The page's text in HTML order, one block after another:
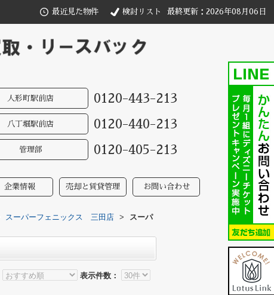
最近見た物件 検討リスト 最終更新：2026年08月06日
人形町駅前店 0120-443-213
八丁堀駅前店 0120-440-213
管理部 0120-405-213
企業情報 売却と賃貸管理 お問い合わせ
スーパーフェニックス 三田店 >
スーパ
表示件数：